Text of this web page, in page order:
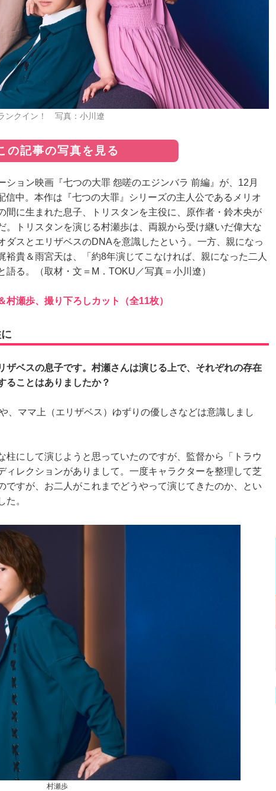
ンクイン！ 写真：小川遼
の記事の写真を見る
ョン映画『七つの大罪 怨嗟のエジンバラ 前編』が、12月
信中。本作は『七つの大罪』シリーズの主人公であるメリオ
間に生まれた息子、トリスタンを主役に、原作者・鈴木央が
。トリスタンを演じる村瀬歩は、両親から受け継いだ偉大な
ダスとエリザベスのDNAを意識したという。一方、親になっ
裕貴＆雨宮天は、「約8年演じてこなければ、親になった二人
る。（取材・文＝M．TOKU／写真＝小川遼）
瀬歩、撮り下ろしカット（全11枚）
ベスの息子です。村瀬さんは演じる上で、それぞれの存在
ることはありましたか？
、ママ上（エリザベス）ゆずりの優しさなどは意識しまし
柱にして演じようと思っていたのですが、監督から「トラウ
ィレクションがありまして。一度キャラクターを整理して芝
ですが、お二人がこれまでどうやって演じてきたのか、とい
た。
村瀬歩